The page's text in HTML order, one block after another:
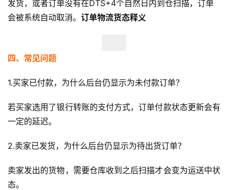
境
导
发货，或者订单没有在DTS+4个自然日内到仓扫描，订单
会被系统自动取消。 订单物流货态释义
四、常见问题
1.买家已付款，为什么后台仍显示为未付款订单？
若买家选用了银行转账的支付方式，订单付款状态更新会有
一定的延迟。
2.卖家已发货，为什么后台仍显示为待出货订单？
卖家发出的货物，需要仓库收到之后扫描才会变为运送中状
态。